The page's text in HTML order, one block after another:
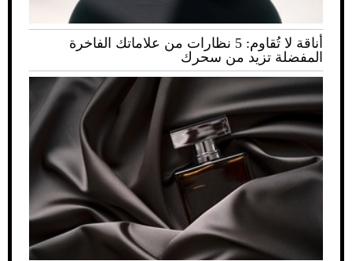
أناقة لا تُقاوم: 5 نظارات من علاماتك الفاخرة
المفضلة تزيد من سحرك